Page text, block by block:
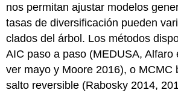
nos permitan ajustar modelos
tasas de diversificación pueden
clados del árbol. Los métodos
AIC paso a paso (MEDUSA, Alfaro
ver mayo y Moore 2016), o MCMC
salto reversible (Rabosky 2014,